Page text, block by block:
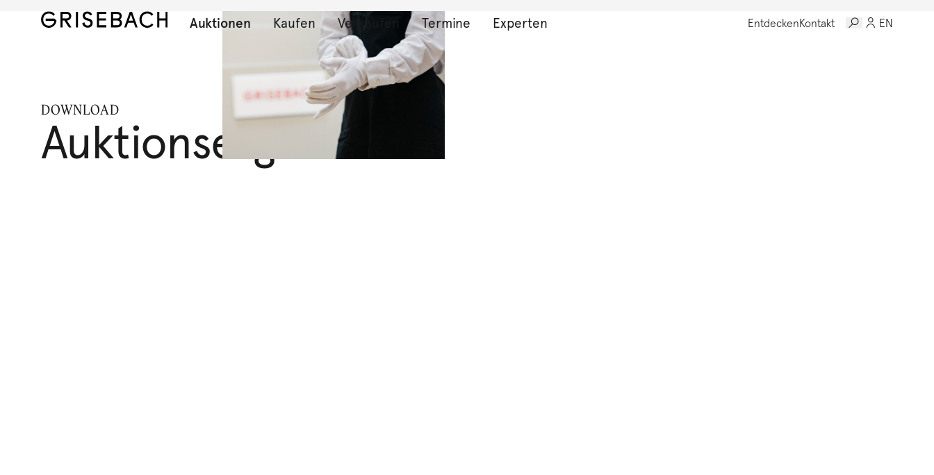
Auktionen Kaufen Verkaufen Termine Experten EntdeckenKontakt EN
DOWNLOAD
Auktionsergebnisse